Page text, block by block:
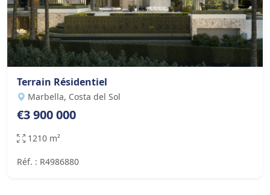
Terrain Résidentiel
Marbella, Costa del Sol
€3 900 000
1210 m²
Réf. : R4986880